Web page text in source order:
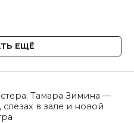
ЕЩЁ
Тамара Зимина —
в зале и новой